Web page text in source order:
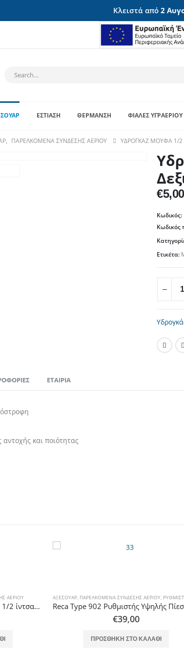
Κλειστά από 2
ΕΣΤΊΑΣΗ ΘΈΡΜΑΝΣΗ ΦΙΆΛΕΣ ΥΓΡΑΕΡΊΟΥ
, ΠΑΡΕΛΚΌΜΕΝΑ ΣΎΝΔΕΣΗΣ ΑΕΡΊΟΥ ΥΔΡΟΓΚΆΖ ΜΟΎΦΑ 1/2
€5,00
Κωδικός:
Κωδικός
Ετικέτα:
ΕΤΑΙΡΊΑ
και ποιότητας
ΑΕΡΊΟΥ
Eurogas Σπιράλ Λάστιχο 75cm 1/2 ίντσας Θηλυκό Αριστερόστροφο φλέξιμπλ με πλέγμα γαλβανιζέ για σύνδεση Φιάλης με Κολεκτέρ
ΑΞΕΣΟΥΆΡ, ΠΑΡΕΛΚΌΜΕΝΑ ΣΎΝΔΕΣΗΣ ΑΕΡΊΟΥ, ΡΥΘΜΙΣΤΈΣ
€39,00
ΠΡΟΣΘΉΚΗ ΣΤΟ ΚΑΛΆΘΙ